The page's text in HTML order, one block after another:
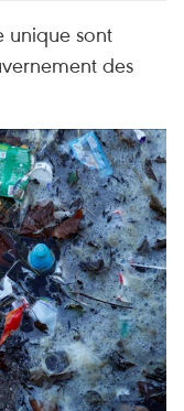
unique sont
des